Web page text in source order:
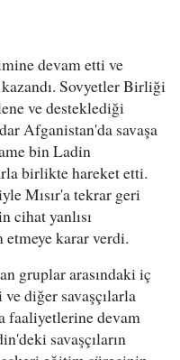
devam etti ve
Sovyetler Birliği
ve desteklediği
Afganistan'da savaşa
bin Ladin
birlikte hareket etti.
Mısır'a tekrar geri
cihat yanlısı
etmeye karar verdi.
gruplar arasındaki iç
diğer savaşçılarla
faaliyetlerine devam
savaşçıların